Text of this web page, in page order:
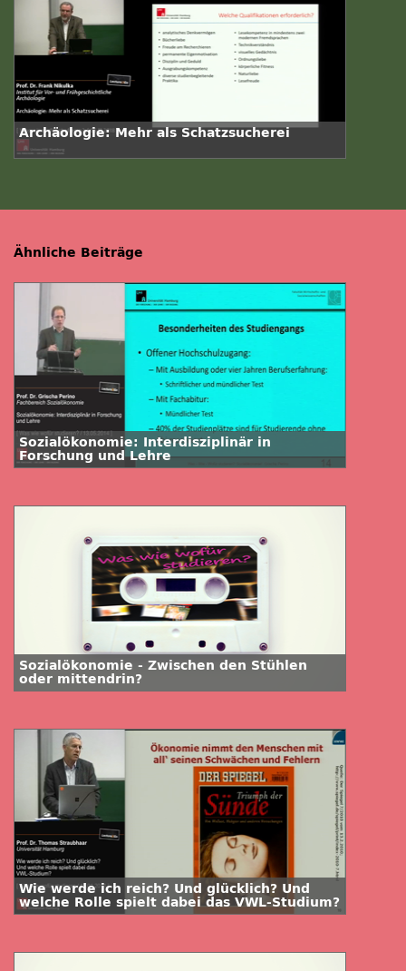
Archäologie: Mehr als Schatzsucherei
Ähnliche Beiträge
Sozialökonomie: Interdisziplinär in
Forschung und Lehre
Sozialökonomie - Zwischen den Stühlen
oder mittendrin?
Wie werde ich reich? Und glücklich? Und
welche Rolle spielt dabei das VWL-Studium?